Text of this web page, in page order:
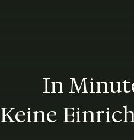
In
Keine